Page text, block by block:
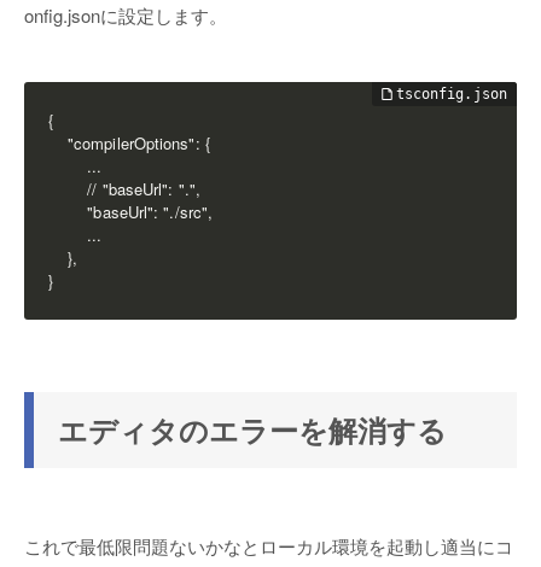
onfig.jsonに設定します。
{
    "compilerOptions": {
        ...
        // "baseUrl": ".",
        "baseUrl": "./src",
        ...
    },
}
エディタのエラーを解消する
これで最低限問題ないかなとローカル環境を起動し適当にコ